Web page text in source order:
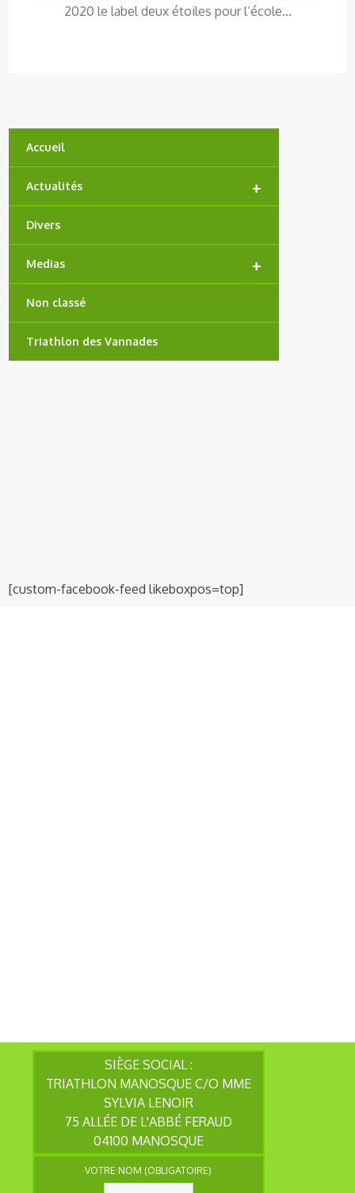
2020 le label deux étoiles pour l’école…
Accueil
+
Actualités
Divers
+
Medias
Non classé
Triathlon des Vannades
[custom-facebook-feed likeboxpos=top]
SIÈGE SOCIAL :
TRIATHLON MANOSQUE C/O MME
SYLVIA LENOIR
75 ALLÉE DE L'ABBÉ FERAUD
04100 MANOSQUE
VOTRE NOM (OBLIGATOIRE)